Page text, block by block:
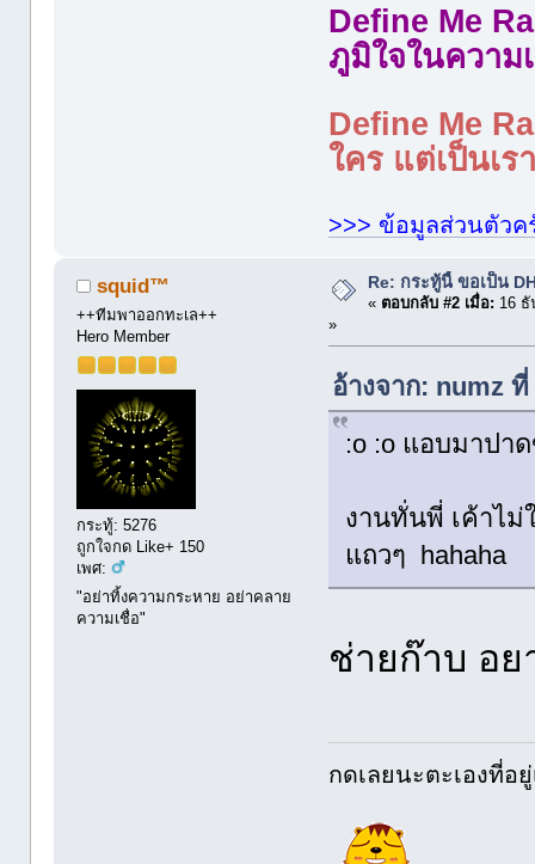
Define Me
ภูมิใจในความ
Define Me
ใคร แต่เป็นเ
>>> ข้อมูลส่วนตัวค
squid™
++ทีมพาออกทะเล++
Hero Member
กระทู้: 5276
ถูกใจกด Like+ 150
เพศ:
"อย่าทิ้งความกระหาย อย่าคลาย
ความเชื่อ"
Re: กระทู้นี้ ขอเป็น
« ตอบกลับ #2 เมื่อ: 16 ธั
»
อ้างจาก: numz
:o :o แอบมาปา
งานทั่นพี่ เค้าไม่
แถวๆ hahaha
ช่ายก๊าบ อ
กดเลยนะตะเองที่อยู่